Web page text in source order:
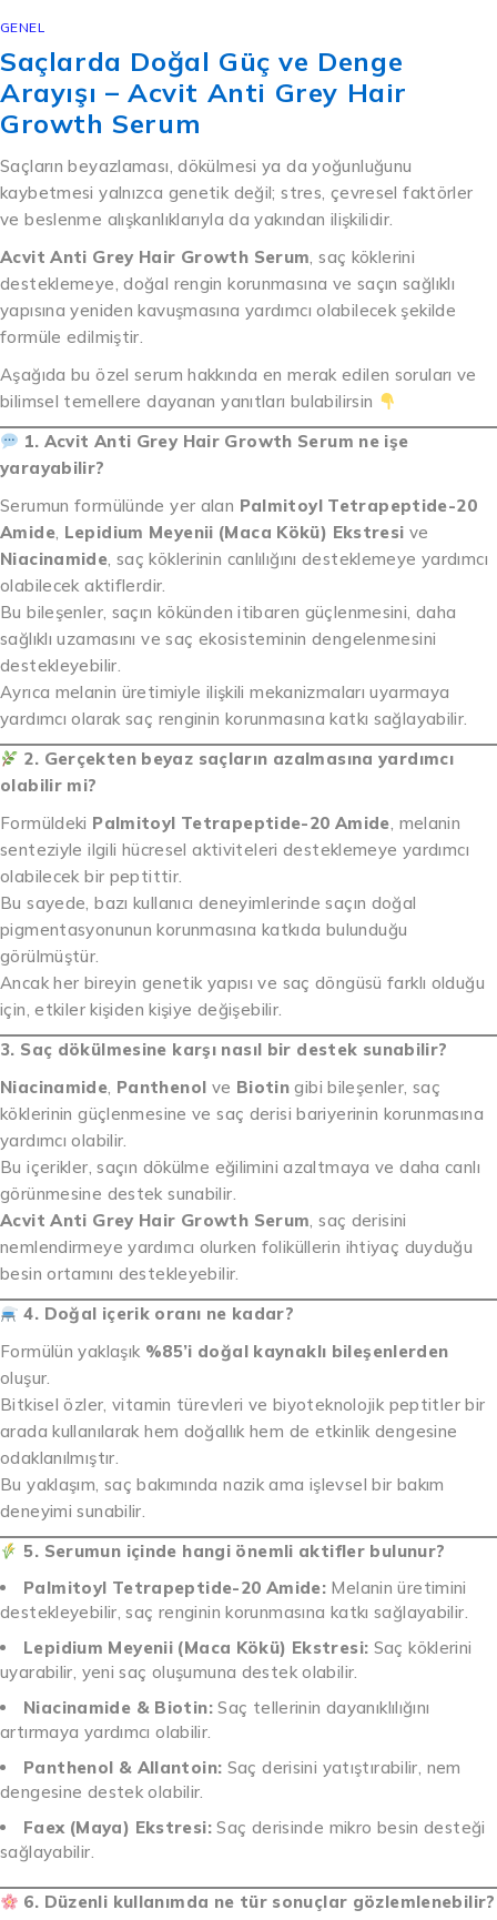
GENEL
Saçlarda Doğal Güç ve Denge
Arayışı – Acvit Anti Grey Hair
Growth Serum
Saçların beyazlaması, dökülmesi ya da yoğunluğunu
kaybetmesi yalnızca genetik değil; stres, çevresel faktörler
ve beslenme alışkanlıklarıyla da yakından ilişkilidir.
Acvit Anti Grey Hair Growth Serum, saç köklerini
desteklemeye, doğal rengin korunmasına ve saçın sağlıklı
yapısına yeniden kavuşmasına yardımcı olabilecek şekilde
formüle edilmiştir.
Aşağıda bu özel serum hakkında en merak edilen soruları ve
bilimsel temellere dayanan yanıtları bulabilirsin
1. Acvit Anti Grey Hair Growth Serum ne işe
yarayabilir?
Serumun formülünde yer alan Palmitoyl Tetrapeptide-20
Amide, Lepidium Meyenii (Maca Kökü) Ekstresi ve
Niacinamide, saç köklerinin canlılığını desteklemeye yardımcı
olabilecek aktiflerdir.
Bu bileşenler, saçın kökünden itibaren güçlenmesini, daha
sağlıklı uzamasını ve saç ekosisteminin dengelenmesini
destekleyebilir.
Ayrıca melanin üretimiyle ilişkili mekanizmaları uyarmaya
yardımcı olarak saç renginin korunmasına katkı sağlayabilir.
2. Gerçekten beyaz saçların azalmasına yardımcı
olabilir mi?
Formüldeki Palmitoyl Tetrapeptide-20 Amide, melanin
senteziyle ilgili hücresel aktiviteleri desteklemeye yardımcı
olabilecek bir peptittir.
Bu sayede, bazı kullanıcı deneyimlerinde saçın doğal
pigmentasyonunun korunmasına katkıda bulunduğu
görülmüştür.
Ancak her bireyin genetik yapısı ve saç döngüsü farklı olduğu
için, etkiler kişiden kişiye değişebilir.
3. Saç dökülmesine karşı nasıl bir destek sunabilir?
Niacinamide, Panthenol ve Biotin gibi bileşenler, saç
köklerinin güçlenmesine ve saç derisi bariyerinin korunmasına
yardımcı olabilir.
Bu içerikler, saçın dökülme eğilimini azaltmaya ve daha canlı
görünmesine destek sunabilir.
Acvit Anti Grey Hair Growth Serum, saç derisini
nemlendirmeye yardımcı olurken foliküllerin ihtiyaç duyduğu
besin ortamını destekleyebilir.
4. Doğal içerik oranı ne kadar?
Formülün yaklaşık %85’i doğal kaynaklı bileşenlerden
oluşur.
Bitkisel özler, vitamin türevleri ve biyoteknolojik peptitler bir
arada kullanılarak hem doğallık hem de etkinlik dengesine
odaklanılmıştır.
Bu yaklaşım, saç bakımında nazik ama işlevsel bir bakım
deneyimi sunabilir.
5. Serumun içinde hangi önemli aktifler bulunur?
Palmitoyl Tetrapeptide-20 Amide: Melanin üretimini
destekleyebilir, saç renginin korunmasına katkı sağlayabilir.
Lepidium Meyenii (Maca Kökü) Ekstresi: Saç köklerini
uyarabilir, yeni saç oluşumuna destek olabilir.
Niacinamide & Biotin:Saç tellerinin dayanıklılığını
artırmaya yardımcı olabilir.
Panthenol & Allantoin: Saç derisini yatıştırabilir, nem
dengesine destek olabilir.
Faex (Maya) Ekstresi:Saç derisinde mikro besin desteği
sağlayabilir.
6. Düzenli kullanımda ne tür sonuçlar gözlemlenebilir?